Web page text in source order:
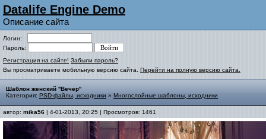
Datalife Engine Demo
Описание сайта
Логин:
Пароль:
Регистрация на сайте! Забыли пароль?
Вы просматриваете мобильную версию сайта. Перейти на полную версию сайта.
Шаблон женский ''Вечер''
Категория: PSD-файлы, исходники » Многослойные шаблоны, исходники
автор: mika56 | 4-01-2013, 20:25 | Просмотров: 1461